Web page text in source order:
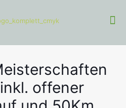
offener